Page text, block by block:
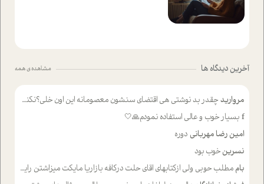
آخرین دیدگاه ها مشاهده ی همه
مروارید چقدر بد نوشتی هی اقتضای سنشون معصومانه این اون خلی؟نکنه تا چهل سالگی پوشکت میکردن و شیر میخوردی که به اینا میگی کودک
f بسیار خوب و عالی استفاده نمودم🙏🤍
امین رضا مهربانی دوره
نسرینخوب بود
بام مطلب حوبی ولی ازکتابهای اقای حلت درکافه بازاریا مایکت میزاشتن رایگان خوب بود ولی هرکدام خلاصه شده ش تومجله از طریق سایت هم خوبه اینکه درزیر اخرصفحه گذاشته شده خب ادم خبره میره نصب میکنه میخونه ولی هرکسی گوشیش ظرفیتش نداره باتشکر